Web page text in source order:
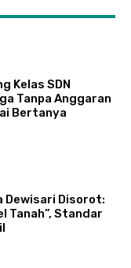
Kelas SDN
Tanpa Anggaran
Bertanya
Dewisari Disorot:
Tanah”, Standar